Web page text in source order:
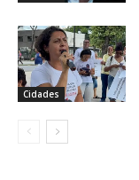
Cidades